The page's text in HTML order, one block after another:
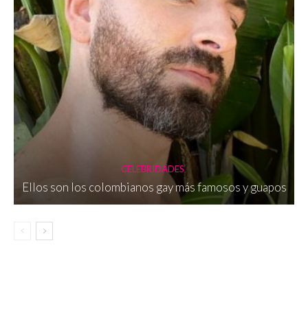
CELEBRIDADES
Ellos son los colombianos gay más famosos y guapos